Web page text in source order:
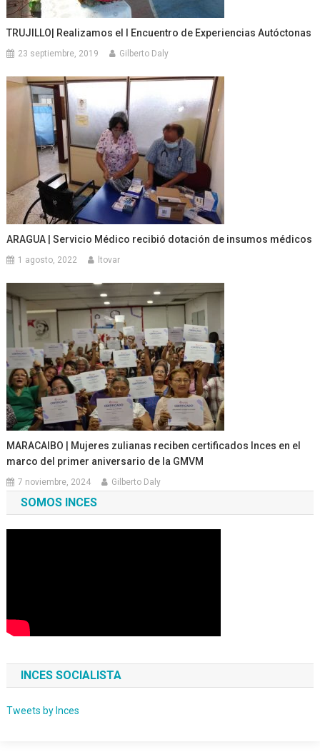
TRUJILLO| Realizamos el I Encuentro de Experiencias Autóctonas
23 septiembre, 2019 Gilberto Daly
ARAGUA | Servicio Médico recibió dotación de insumos médicos
1 agosto, 2022 ltovar
MARACAIBO | Mujeres zulianas reciben certificados Inces en el
marco del primer aniversario de la GMVM
7 noviembre, 2024 Gilberto Daly
SOMOS INCES
INCES SOCIALISTA
Tweets by Inces